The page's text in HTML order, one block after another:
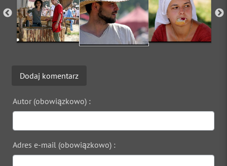
Dodaj komentarz
Autor (obowiązkowo) :
Adres e-mail (obowiązkowo) :